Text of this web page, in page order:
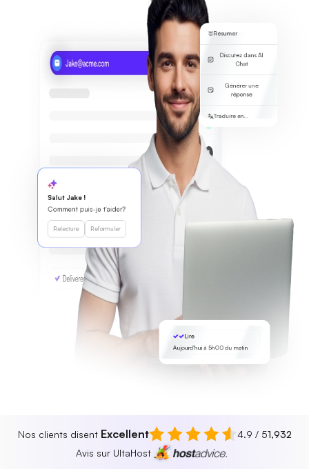
Résumer
Discutez dans AI
Chat
Générer une
réponse
Traduire en...
Salut Jake !
Comment puis-je t'aider?
Relecture Reformuler
Lire
Aujourd'hui à 5h00 du matin
Nos clients disent Excellent 4.9 / 51,932
Avis sur UltaHost